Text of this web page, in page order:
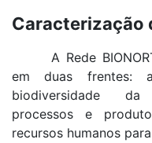
Caracterização
A Rede
em duas frentes:
biodiversidade da
processos e
recursos humanos